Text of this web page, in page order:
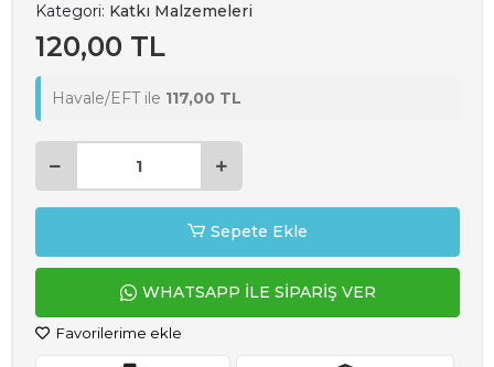
Kategori: Katkı Malzemeleri
120,00 TL
Havale/EFT ile 117,00 TL
Sepete Ekle
WHATSAPP İLE SİPARİŞ VER
Favorilerime ekle